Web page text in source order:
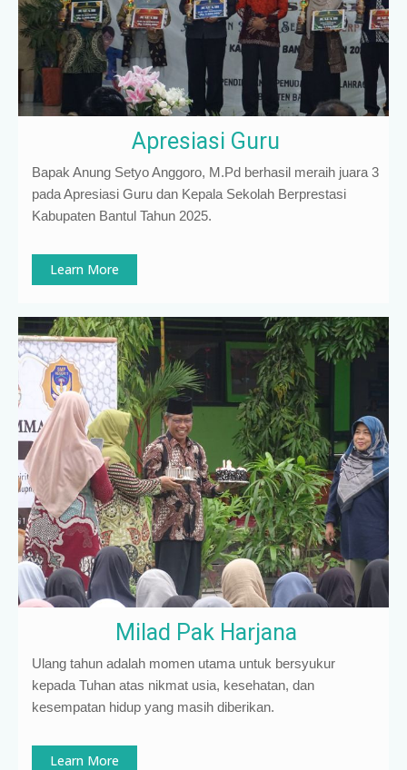
Apresiasi Guru
Bapak Anung Setyo Anggoro, M.Pd berhasil meraih juara 3
pada Apresiasi Guru dan Kepala Sekolah Berprestasi
Kabupaten Bantul Tahun 2025.
Learn More
Milad Pak Harjana
Ulang tahun adalah momen utama untuk bersyukur
kepada Tuhan atas nikmat usia, kesehatan, dan
kesempatan hidup yang masih diberikan.
Learn More